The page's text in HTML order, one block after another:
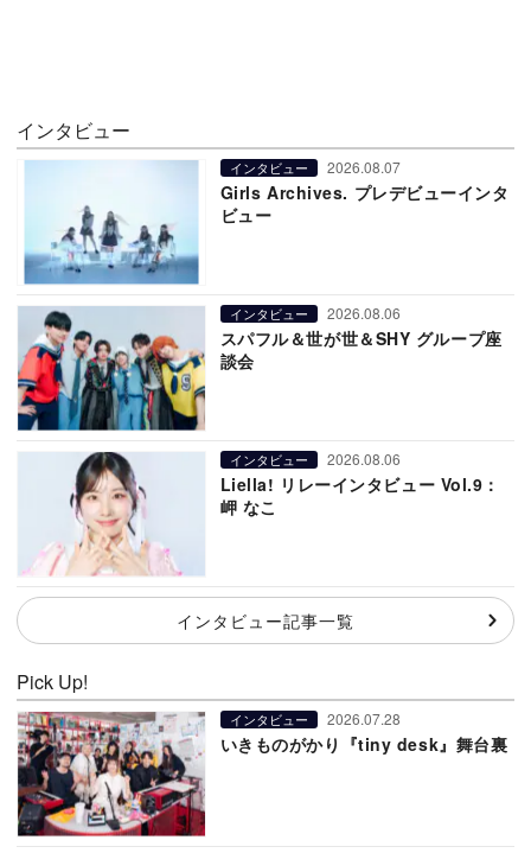
インタビュー
インタビュー 2026.08.07
Girls Archives. プレデビューインタ
ビュー
インタビュー 2026.08.06
スパフル＆世が世＆SHY グループ座
談会
インタビュー 2026.08.06
Liella! リレーインタビュー Vol.9：
岬 なこ
インタビュー記事一覧
Pick Up!
インタビュー 2026.07.28
いきものがかり『tiny desk』舞台裏